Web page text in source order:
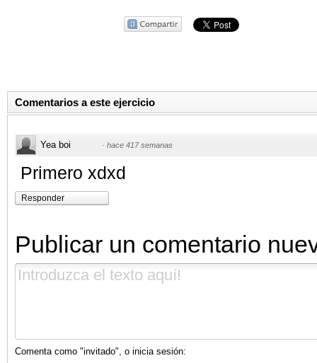
Comentarios a este ejercicio
Yea boi · hace 417 semanas
Primero xdxd
Responder
Publicar un comentario
Comenta como "invitado", o inicia sesión: